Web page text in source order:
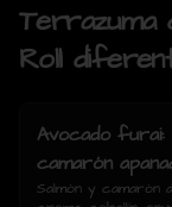
Terrazuma
Roll
Avocado furai:
camarón
crema, cebollín,
Salmón y camarón